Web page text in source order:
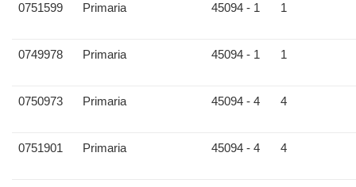
0751599 Primaria 45094 - 1 1
0749978 Primaria 45094 - 1 1
0750973 Primaria 45094 - 4 4
0751901 Primaria 45094 - 4 4